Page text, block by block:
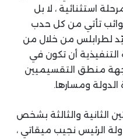
استثنائية ، لا بل
تأتي من كل حدب
لطرابلس من خلال من
أن تكون في
منطق التقسيميين
الدولة ومسارها.
الثانية والثالثة بشخص
الرئيس نجيب ميقاتي ،